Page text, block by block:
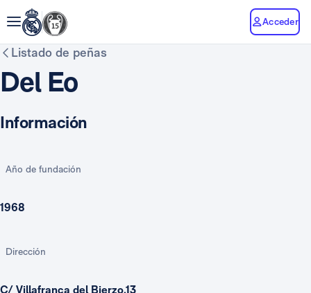
Acceder
Listado de peñas
Del Eo
Información
Año de fundación
1968
Dirección
C/ Villafranca del Bierzo,13